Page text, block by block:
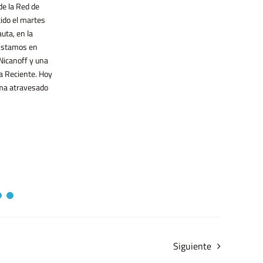
la Red de
el martes
en la
en
y una
Reciente. Hoy
atravesado
Siguiente